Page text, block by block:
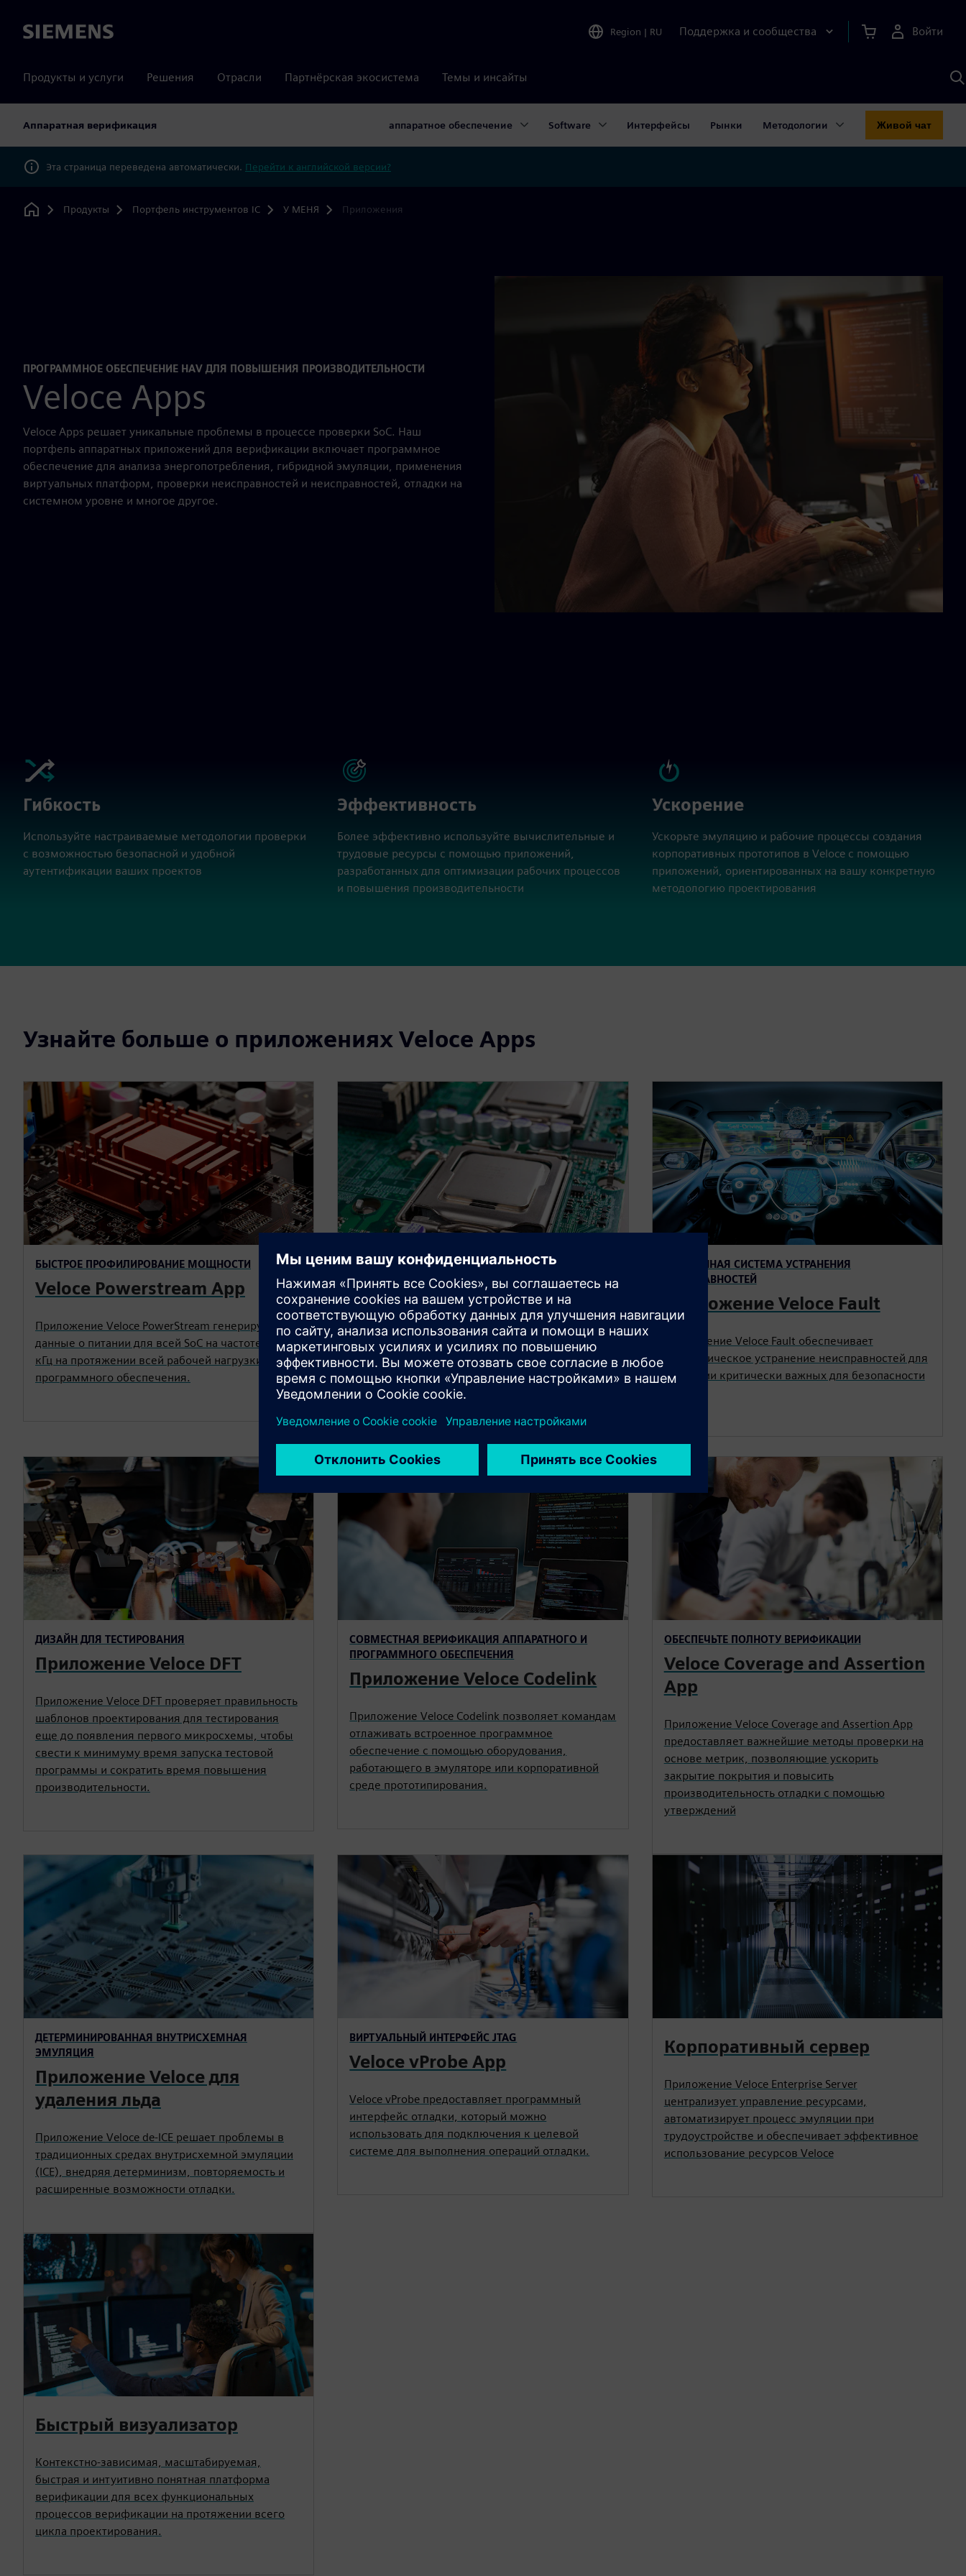
Siemens Region | RU Поддержка и сообщества Войти
Продукты и услуги Решения Отрасли Партнёрская экосистема Темы и инсайты
Аппаратная верификация аппаратное обеспечение Software Интерфейсы Рынки Методологии Живой чат
Эта страница переведена автоматически. Перейти к английской версии?
Home
Продукты Портфель инструментов IC У МЕНЯ Приложения
ПРОГРАММНОЕ ОБЕСПЕЧЕНИЕ HAV ДЛЯ ПОВЫШЕНИЯ ПРОИЗВОДИТЕЛЬНОСТИ
Veloce Apps
Veloce Apps решает уникальные проблемы в процессе проверки SoC. Наш
портфель аппаратных приложений для верификации включает программное
обеспечение для анализа энергопотребления, гибридной эмуляции, применения
виртуальных платформ, проверки неисправностей и неисправностей, отладки на
системном уровне и многое другое.
Гибкость
Используйте настраиваемые методологии проверки
с возможностью безопасной и удобной
аутентификации ваших проектов
Эффективность
Более эффективно используйте вычислительные и
трудовые ресурсы с помощью приложений,
разработанных для оптимизации рабочих процессов
и повышения производительности
Ускорение
Ускорьте эмуляцию и рабочие процессы создания
корпоративных прототипов в Veloce с помощью
приложений, ориентированных на вашу конкретную
методологию проектирования
Узнайте больше о приложениях Veloce Apps
БЫСТРОЕ ПРОФИЛИРОВАНИЕ МОЩНОСТИ
Veloce Powerstream App
Приложение Veloce PowerStream генерирует
данные о питании для всей SoC на частоте сотен
кГц на протяжении всей рабочей нагрузки
программного обеспечения.
ПРОФИЛИРОВАНИЕ И АНАЛИЗ ПИТАНИЯ
Приложение Veloce Power
Приложение Veloce Power предлагает
профилирование питания, генерацию данных
для электроинструментов и проверку с учетом
энергопотребления с использованием
унифицированного формата питания (UPF) на
ВСТРОЕННАЯ СИСТЕМА УСТРАНЕНИЯ
НЕИСПРАВНОСТЕЙ
Приложение Veloce Fault
Приложение Veloce Fault обеспечивает
автоматическое устранение неисправностей для
эмуляции критически важных для безопасности
ДИЗАЙН ДЛЯ ТЕСТИРОВАНИЯ
Приложение Veloce DFT
Приложение Veloce DFT проверяет правильность
шаблонов проектирования для тестирования
еще до появления первого микросхемы, чтобы
свести к минимуму время запуска тестовой
программы и сократить время повышения
производительности.
СОВМЕСТНАЯ ВЕРИФИКАЦИЯ АППАРАТНОГО И
ПРОГРАММНОГО ОБЕСПЕЧЕНИЯ
Приложение Veloce Codelink
Приложение Veloce Codelink позволяет командам
отлаживать встроенное программное
обеспечение с помощью оборудования,
работающего в эмуляторе или корпоративной
среде прототипирования.
ОБЕСПЕЧЬТЕ ПОЛНОТУ ВЕРИФИКАЦИИ
Veloce Coverage and Assertion
App
Приложение Veloce Coverage and Assertion App
предоставляет важнейшие методы проверки на
основе метрик, позволяющие ускорить
закрытие покрытия и повысить
производительность отладки с помощью
утверждений
ДЕТЕРМИНИРОВАННАЯ ВНУТРИСХЕМНАЯ
ЭМУЛЯЦИЯ
Приложение Veloce для
удаления льда
Приложение Veloce de-ICE решает проблемы в
традиционных средах внутрисхемной эмуляции
(ICE), внедряя детерминизм, повторяемость и
расширенные возможности отладки.
ВИРТУАЛЬНЫЙ ИНТЕРФЕЙС JTAG
Veloce vProbe App
Veloce vProbe предоставляет программный
интерфейс отладки, который можно
использовать для подключения к целевой
системе для выполнения операций отладки.
Корпоративный сервер
Приложение Veloce Enterprise Server
централизует управление ресурсами,
автоматизирует процесс эмуляции при
трудоустройстве и обеспечивает эффективное
использование ресурсов Veloce
Быстрый визуализатор
Контекстно-зависимая, масштабируемая,
быстрая и интуитивно понятная платформа
верификации для всех функциональных
процессов верификации на протяжении всего
цикла проектирования.